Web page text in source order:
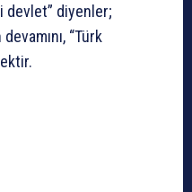
devlet” diyenler;
“Türk